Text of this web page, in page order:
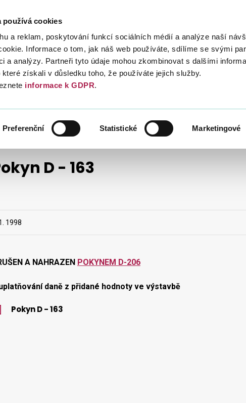
používá cookies
a reklam, poskytování funkcí sociálních médií a analýze naší
Informace o tom, jak náš web používáte, sdílíme se svými
a analýzy. Partneři tyto údaje mohou zkombinovat s dalšími
získali v důsledku toho, že používáte jejich služby.
informace k GDPR.
Preferenční Statistické Marketingové
Daně Mezinárodní spolupráce
D - 163
1998
A NAHRAZEN POKYNEM D-206
daně z přidané hodnoty ve výstavbě
Pokyn D - 163